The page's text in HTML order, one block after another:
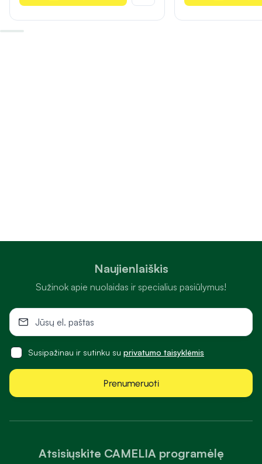
Atsisiųskite CAMELIA programėlę
Naujienlaiškis
Sužinok apie nuolaidas ir specialius pasiūlymus!
Susipažinau ir sutinku su privatumo taisyklėmis
Prenumeruoti